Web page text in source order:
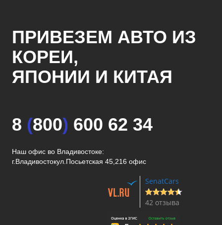
ПРИВЕЗЕМ АВТО ИЗ
КОРЕИ,
ЯПОНИИ И КИТАЯ
8 (800) 600 62 34
Наш офис во Владивостоке:
г.Владивостокул.Посьетская 45,216 офис
SenatCars
42 отзыва